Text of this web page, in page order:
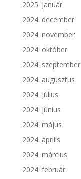
2025. január
2024. december
2024. november
2024. október
2024. szeptember
2024. augusztus
2024. július
2024. június
2024. május
2024. április
2024. március
2024. február